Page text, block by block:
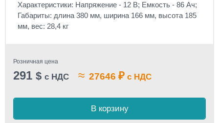
Характеристики: Напряжение - 12 В; Емкость - 86 Ач;
Габариты: длина 380 мм, ширина 166 мм, высота 185
мм, вес: 28,4 кг
Розничная цена
291 $ с НДС ≈ 27646 ₽ с НДС
В корзину